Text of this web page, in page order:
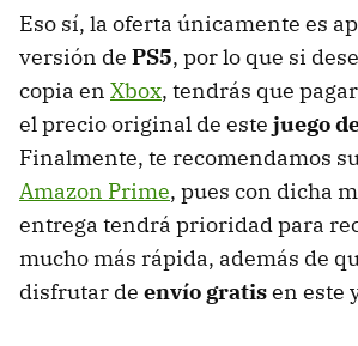
Eso sí, la oferta únicamente es
versión de PS5, por lo que si
copia en Xbox, tendrás que
el precio original de este juego
Finalmente, te recomendamos
Amazon Prime, pues con dicha
entrega tendrá prioridad para
mucho más rápida, además de
disfrutar de envío gratisen este